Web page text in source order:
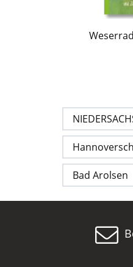
Bad Arolsen